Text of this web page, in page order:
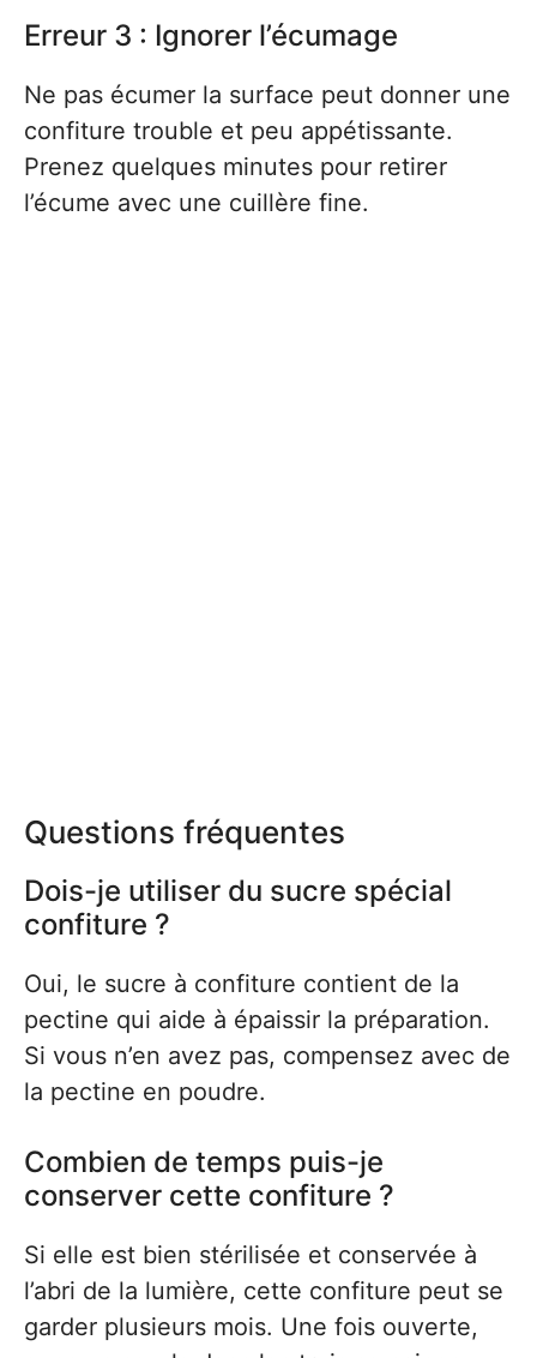
Erreur 3 : Ignorer l’écumage
Ne pas écumer la surface peut donner une
confiture trouble et peu appétissante.
Prenez quelques minutes pour retirer
l’écume avec une cuillère fine.
Questions fréquentes
Dois-je utiliser du sucre spécial
confiture ?
Oui, le sucre à confiture contient de la
pectine qui aide à épaissir la préparation.
Si vous n’en avez pas, compensez avec de
la pectine en poudre.
Combien de temps puis-je
conserver cette confiture ?
Si elle est bien stérilisée et conservée à
l’abri de la lumière, cette confiture peut se
garder plusieurs mois. Une fois ouverte,